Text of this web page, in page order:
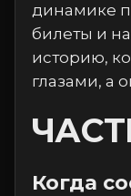
динамике
билеты и
историю,
глазами, а
Когда